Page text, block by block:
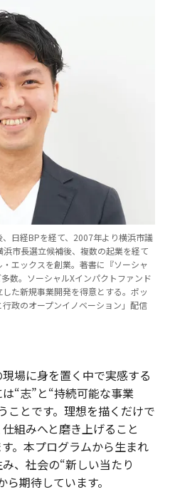
日経BPを経て、2007年より横浜市議
市長選立候補後、複数の起業を経て
・エックスを創業。著書に『ソーシャ
数。ソーシャルXインパクトファンド
た新規事業開発を得意とする。ポッ
政のオープンイノベーション」配信
場に身を置く中で実感する
“志”と“持続可能な事業
ことです。理想を描くだけで
組みへと磨き上げること
。本プログラムから生まれ
、社会の“新しい当たり
期待しています。